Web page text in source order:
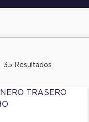
35 Resultados